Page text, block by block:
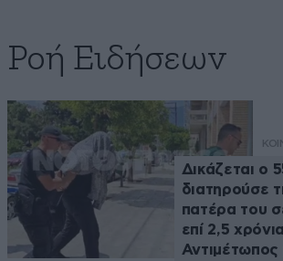
Ροή Ειδήσεων
Δικάζεται ο
διατηρούσε
πατέρα του
επί 2,5
Αντιμέτωπος